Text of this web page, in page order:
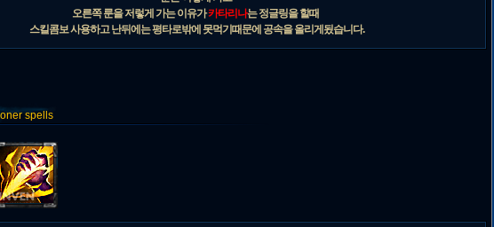
오른쪽 룬을 저렇게 가는 이유가카타리나는 정글링을 할때
스킬콤보 사용하고 난뒤에는 평타로밖에 못먹기때문에 공속을 올리게됬습니다.
spells